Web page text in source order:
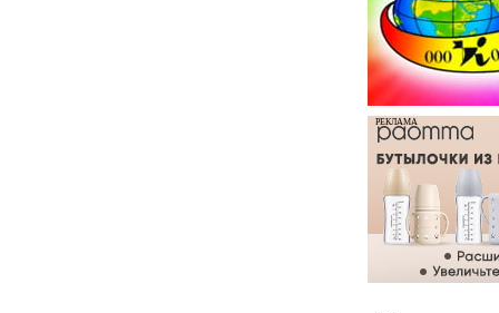
РЕКЛАМА